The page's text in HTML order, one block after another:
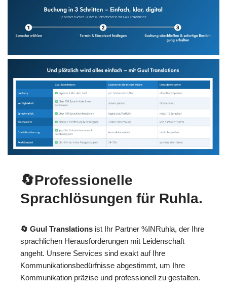
🔄Professionelle
Sprachlösungen für Ruhla.
🔄 Guul Translations ist Ihr Partner %INRuhla, der Ihre
sprachlichen Herausforderungen mit Leidenschaft
angeht. Unsere Services sind exakt auf Ihre
Kommunikationsbedürfnisse abgestimmt, um Ihre
Kommunikation präzise und professionell zu gestalten.